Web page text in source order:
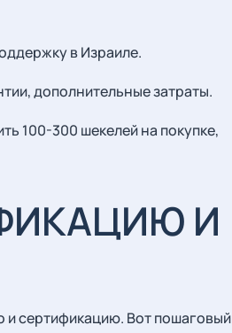
в Израиле.
дополнительные затраты.
100-300 шекелей на покупке,
И
и сертификацию. Вот пошаговый